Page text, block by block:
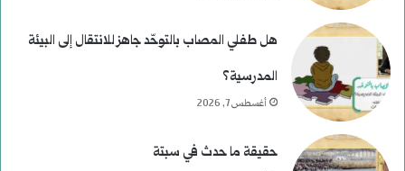
هل طفلي المصاب بالتوحّد جاهز للانتقال إلى البيئة
المدرسية؟
أغسطس 7, 2026
حقيقة ما حدث في سبتة